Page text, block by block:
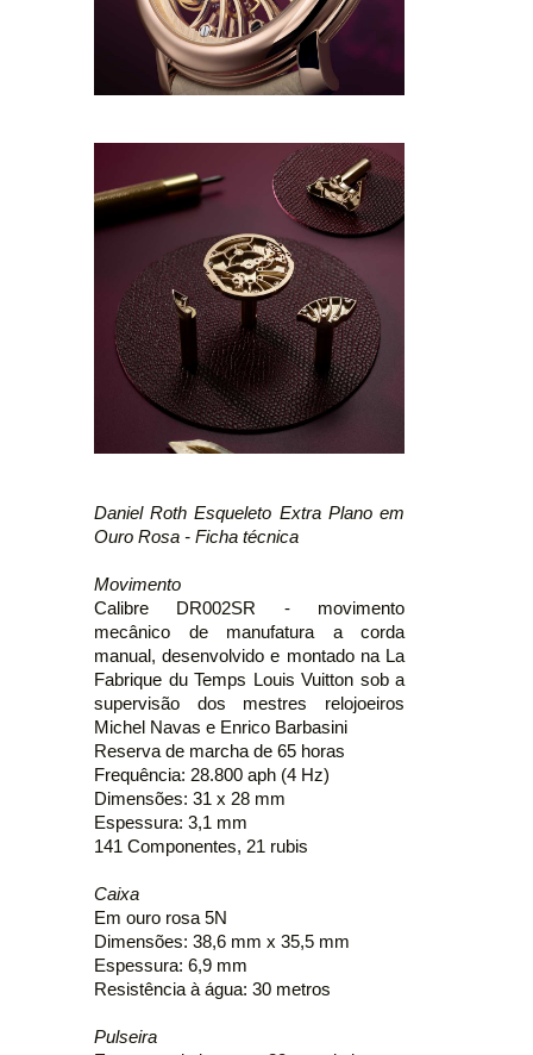
Daniel Roth Esqueleto Extra Plano em
Ouro Rosa - Ficha técnica
Movimento
Calibre DR002SR - movimento
mecânico de manufatura a corda
manual, desenvolvido e montado na La
Fabrique du Temps Louis Vuitton sob a
supervisão dos mestres relojoeiros
Michel Navas e Enrico Barbasini
Reserva de marcha de 65 horas
Frequência: 28.800 aph (4 Hz)
Dimensões: 31 x 28 mm
Espessura: 3,1 mm
141 Componentes, 21 rubis
Caixa
Em ouro rosa 5N
Dimensões: 38,6 mm x 35,5 mm
Espessura: 6,9 mm
Resistência à água: 30 metros
Pulseira